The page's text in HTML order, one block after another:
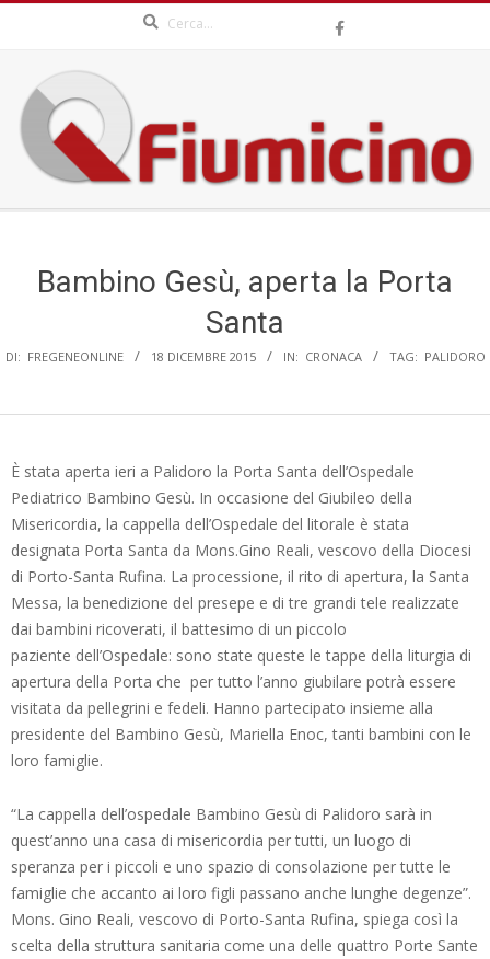
content
QFIUMICINO.COM
Bambino Gesù, aperta la Porta
Santa
DI: FREGENEONLINE 18 DICEMBRE 2015 IN: CRONACA TAG: PALIDORO
È stata aperta ieri a Palidoro la Porta Santa dell’Ospedale
Pediatrico Bambino Gesù. In occasione del Giubileo della
Misericordia, la cappella dell’Ospedale del litorale è stata
designata Porta Santa da Mons.Gino Reali, vescovo della Diocesi
di Porto-Santa Rufina. La processione, il rito di apertura, la Santa
Messa, la benedizione del presepe e di tre grandi tele realizzate
dai bambini ricoverati, il battesimo di un piccolo
paziente dell’Ospedale: sono state queste le tappe della liturgia di
apertura della Porta che per tutto l’anno giubilare potrà essere
visitata da pellegrini e fedeli. Hanno partecipato insieme alla
presidente del Bambino Gesù, Mariella Enoc, tanti bambini con le
loro famiglie.
“La cappella dell’ospedale Bambino Gesù di Palidoro sarà in
quest’anno una casa di misericordia per tutti, un luogo di
speranza per i piccoli e uno spazio di consolazione per tutte le
famiglie che accanto ai loro figli passano anche lunghe degenze”.
Mons. Gino Reali, vescovo di Porto-Santa Rufina, spiega così la
scelta della struttura sanitaria come una delle quattro Porte Sante